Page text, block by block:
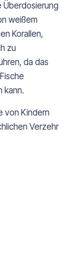
Überdosierung
weißem
Korallen,
zu
da das
kann.
von Kindern
Verzehr